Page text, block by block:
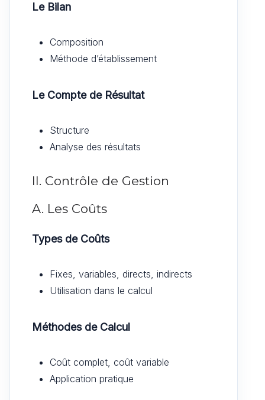
Le Bilan
Composition
Méthode d’établissement
Le Compte de Résultat
Structure
Analyse des résultats
II. Contrôle de Gestion
A. Les Coûts
Types de Coûts
Fixes, variables, directs, indirects
Utilisation dans le calcul
Méthodes de Calcul
Coût complet, coût variable
Application pratique